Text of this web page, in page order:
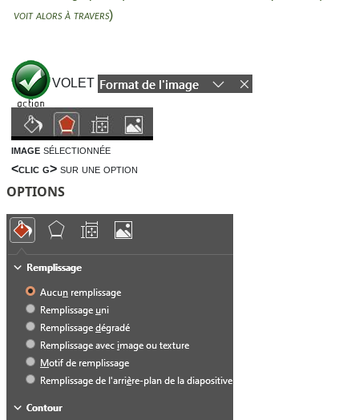
voit alors à travers)
VOLET
image sélectionnée
<clic g>sur une option
OPTIONS